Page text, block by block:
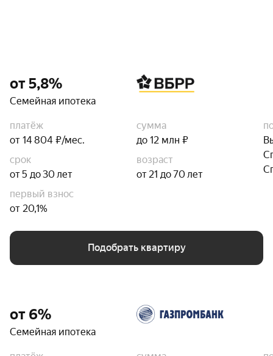
от 5,8%
Семейная ипотека
платёж
от 14 804 ₽/мес.
сумма
до 12 млн ₽
срок
от 5 до 30 лет
возраст
от 21 до 70 лет
первый взнос
от 20,1%
Подобрать квартиру
от 6%
Семейная ипотека